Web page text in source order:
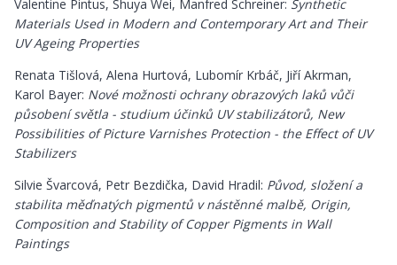
Valentine Pintus, Shuya Wei, Manfred Schreiner: Synthetic
Materials Used in Modern and Contemporary Art and Their
UV Ageing Properties
Renata Tišlová, Alena Hurtová, Lubomír Krbáč, Jiří Akrman,
Karol Bayer: Nové možnosti ochrany obrazových laků vůči
působení světla - studium účinků UV stabilizátorů, New
Possibilities of Picture Varnishes Protection - the Effect of UV
Stabilizers
Silvie Švarcová, Petr Bezdička, David Hradil: Původ, složení a
stabilita měďnatých pigmentů v nástěnné malbě, Origin,
Composition and Stability of Copper Pigments in Wall
Paintings